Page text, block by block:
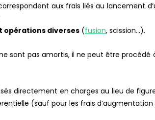
aux frais liés au lancement
opérations diverses (fusion, scission…).
sont pas amortis, il ne peut être procédé
directement en charges au lieu de
(sauf pour les frais